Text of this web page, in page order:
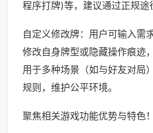
程序打牌)等，建议通过正规途
自定义修改牌：用户可输入需
修改自身牌型或隐藏操作痕迹
用于多种场景（如与好友对局
规则，维护公平环境。
聚焦相关游戏功能优势与特色！